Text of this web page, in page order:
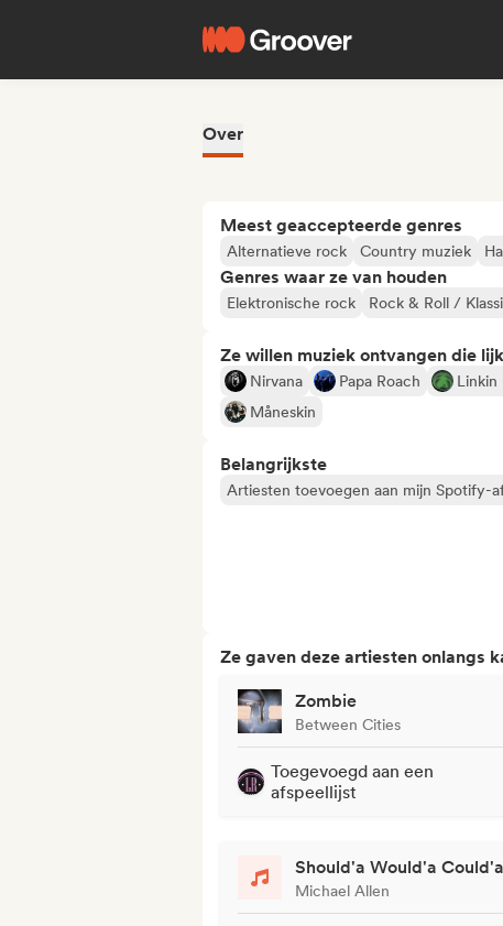
Over
Meest geaccepteerde genres
Alternatieve rock Country muziek
Genres waar ze van houden
Elektronische rock Rock & Roll /
Ze willen muziek ontvangen die
Nirvana Papa Roach Linkin
Måneskin
Belangrijkste
Artiesten toevoegen aan mijn Spotify-
Ze gaven deze artiesten onlangs
Zombie
Between Cities
Toegevoegd aan een
afspeellijst
Should'a Would'a Could'a
Michael Allen